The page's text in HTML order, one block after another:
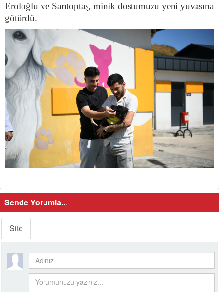
Eroloğlu ve Sarıtoptaş, minik dostumuzu yeni yuvasına
götürdü.
Sende Yorumla...
Site